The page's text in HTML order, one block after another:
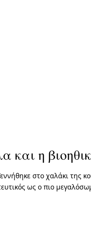
και η
στο χαλάκι της
ως ο πιο